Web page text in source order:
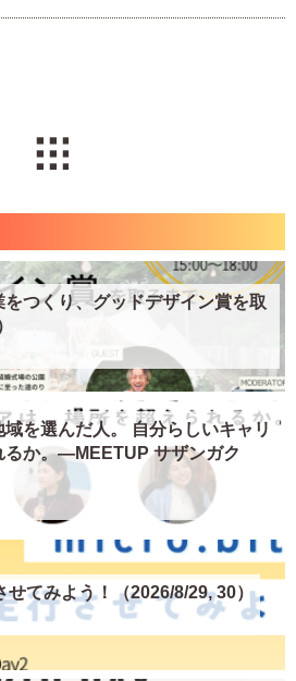
つくり、グッドデザイン賞を取
を選んだ人。 自分らしいキャリ
るか。―MEETUP サザンガク
てみよう！（2026/8/29, 30）